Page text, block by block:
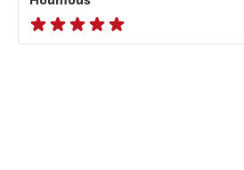
ratings.NaN